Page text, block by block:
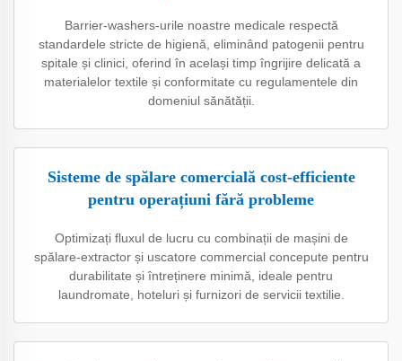
Barrier-washers-urile noastre medicale respectă
standardele stricte de higienă, eliminând patogenii pentru
spitale și clinici, oferind în același timp îngrijire delicată a
materialelor textile și conformitate cu regulamentele din
domeniul sănătății.
Sisteme de spălare comercială cost-efficiente
pentru operațiuni fără probleme
Optimizați fluxul de lucru cu combinații de mașini de
spălare-extractor și uscatore commercial concepute pentru
durabilitate și întreținere minimă, ideale pentru
laundromate, hoteluri și furnizori de servicii textilie.